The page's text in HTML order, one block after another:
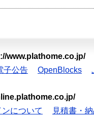
www.plathome.co.jp/
子公告 OpenBlocks
について
見積書・